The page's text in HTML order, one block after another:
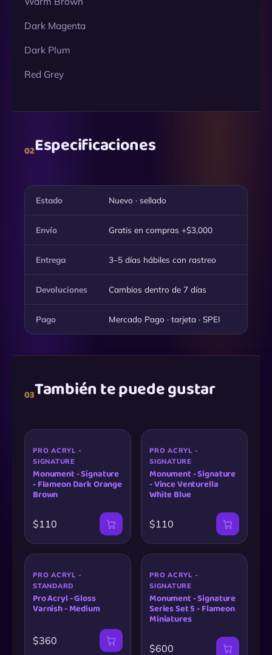
Dark Magenta
Dark Plum
Red Grey
02Especificaciones
Estado Nuevo · sellado
Envío Gratis en compras +$3,000
Entrega 3–5 días hábiles con rastreo
Devoluciones Cambios dentro de 7 días
Pago Mercado Pago · tarjeta · SPEI
03También te puede gustar
PRO ACRYL -
SIGNATURE
Monument - Signature
- Flameon Dark Orange
Brown
$110
PRO ACRYL -
SIGNATURE
Monument - Signature
- Vince Venturella
White Blue
$110
PRO ACRYL -
STANDARD
Pro Acryl - Gloss
Varnish - Medium
$360
PRO ACRYL -
SIGNATURE
Monument - Signature
Series Set 5 - Flameon
Miniatures
$600